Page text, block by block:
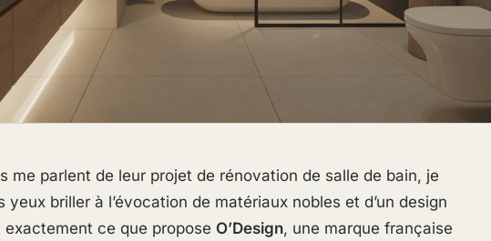
me parlent de leur projet de rénovation de salle de bain, je
briller à l’évocation de matériaux nobles et d’un design
exactement ce que propose O’Design, une marque française